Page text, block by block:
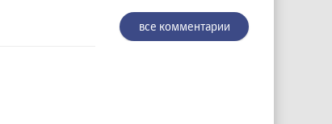
все комментарии